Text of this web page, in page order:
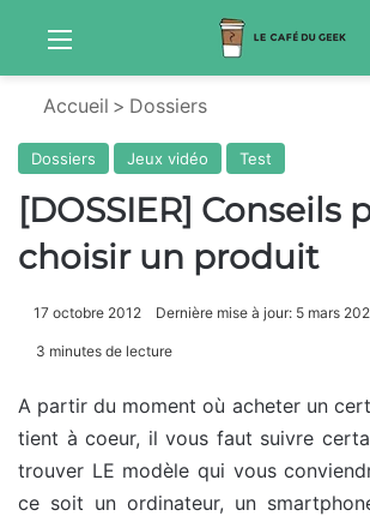
Accueil > Dossiers
Dossiers Jeux vidéo Test
[DOSSIER] Conseils
choisir un produit
17 octobre 2012 Dernière mise à jour: 5 mars
3 minutes de lecture
A partir du moment où acheter un
tient à coeur, il vous faut suivre
trouver LE modèle qui vous
ce soit un ordinateur, un